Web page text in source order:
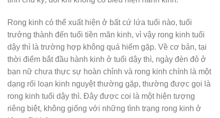
Rong kinh có thể xuất hiện ở bất cứ lứa tuổi nào, tuổi
trưởng thành đến tuổi tiền mãn kinh, vì vậy rong kinh tuổi
dậy thì là trường hợp không quá hiếm gặp. Về cơ bản, tại
thời điểm bắt đầu hành kinh ở tuổi dậy thì, ngày đèn đỏ ở
bạn nữ chưa thực sự hoàn chỉnh và rong kinh chính là một
dạng rối loạn kinh nguyệt thường gặp, thường được gọi là
rong kinh tuổi dậy thì. Đây được coi là một hiện tượng
riêng biệt, không giống với những tình trạng rong kinh ở